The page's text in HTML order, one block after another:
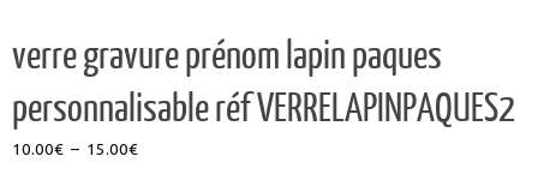
verre gravure prénom lapin paques
personnalisable réf VERRELAPINPAQUES2
10.00€ – 15.00€Plage